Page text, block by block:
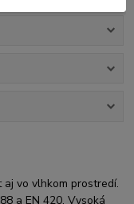
aj vo vlhkom prostredí.
a EN 420. Vysoká